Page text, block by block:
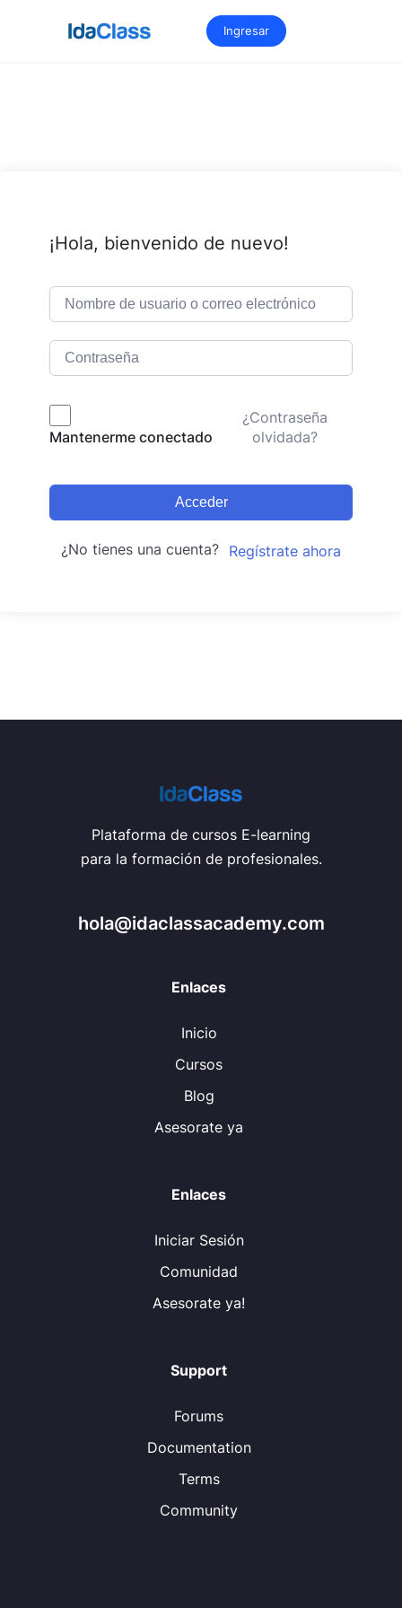
Ingresar
¡Hola, bienvenido de nuevo!
Mantenerme conectado
¿Contraseña
olvidada?
Acceder
¿No tienes una cuenta? Regístrate ahora
Plataforma de cursos E-learning
para la formación de profesionales.
hola@idaclassacademy.com
Enlaces
Inicio
Cursos
Blog
Asesorate ya
Enlaces
Iniciar Sesión
Comunidad
Asesorate ya!
Support
Forums
Documentation
Terms
Community